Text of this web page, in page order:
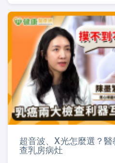
超音波、X光怎麼選？
查乳房病灶